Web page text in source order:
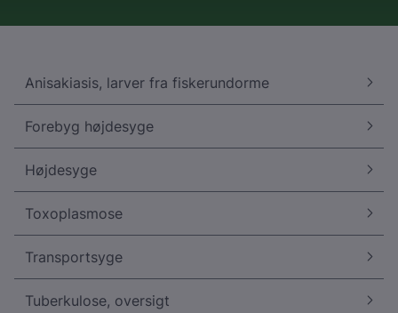
Anisakiasis, larver fra fiskerundorme
Forebyg højdesyge
Højdesyge
Toxoplasmose
Transportsyge
Tuberkulose, oversigt